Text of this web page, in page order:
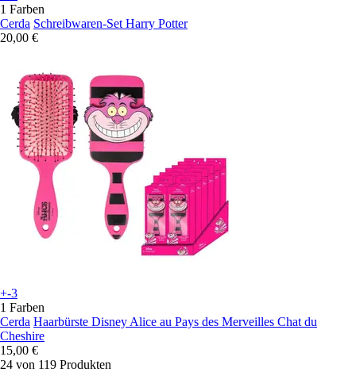
1 Farben
Cerda Schreibwaren-Set Harry Potter
20,00 €
+-3
1 Farben
Cerda Haarbürste Disney Alice au Pays des Merveilles Chat du
Cheshire
15,00 €
24 von 119 Produkten